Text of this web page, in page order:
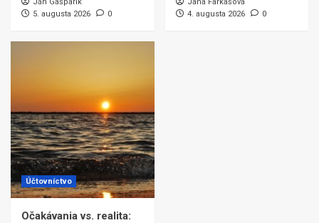
5. augusta 2026
0
4. augusta 2026
0
Účtovníctvo
Očakávania vs. realita: